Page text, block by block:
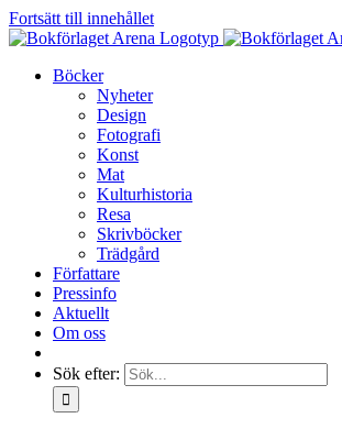
Fortsätt till innehållet
Böcker
Nyheter
Design
Fotografi
Konst
Mat
Kulturhistoria
Resa
Skrivböcker
Trädgård
Författare
Pressinfo
Aktuellt
Om oss
Sök efter: